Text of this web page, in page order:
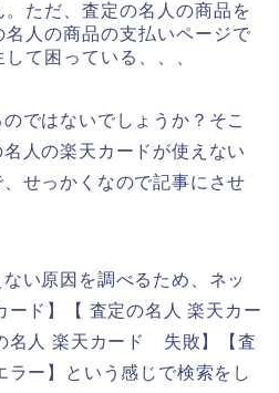
ただ、査定の名人の商品を
人の商品の支払いページで
て困っている、、、
ではないでしょうか？そこ
人の楽天カードが使えない
せっかくなので記事にさせ
い原因を調べるため、ネッ
ード】【 査定の名人 楽天カー
名人 楽天カード 失敗】【査
ー】という感じで検索をし